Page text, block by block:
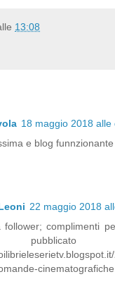
13:08
18 maggio 2018 alle
e blog funnzionante
22 maggio 2018
follower; complimenti